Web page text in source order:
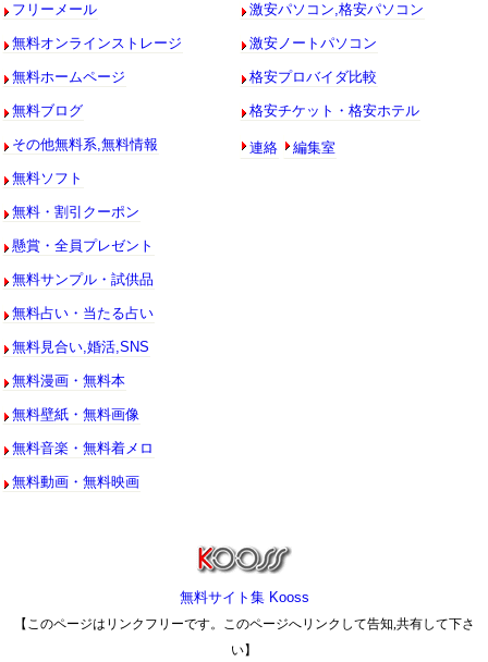
フリーメール
無料オンラインストレージ
無料ホームページ
無料ブログ
その他無料系,無料情報
無料ソフト
無料・割引クーポン
懸賞・全員プレゼント
無料サンプル・試供品
無料占い・当たる占い
無料見合い,婚活,SNS
無料漫画・無料本
無料壁紙・無料画像
無料音楽・無料着メロ
無料動画・無料映画
激安パソコン,格安パソコン
激安ノートパソコン
格安プロバイダ比較
格安チケット・格安ホテル
連絡 編集室
無料サイト集 Kooss
【このページはリンクフリーです。このページへリンクして告知,共有して下さ
い】